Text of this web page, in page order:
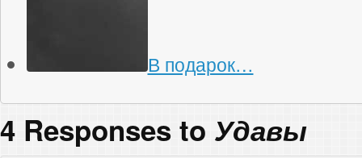
В подарок…
4 Responses to Удавы